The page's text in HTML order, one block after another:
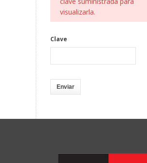
visualizarla.
Clave